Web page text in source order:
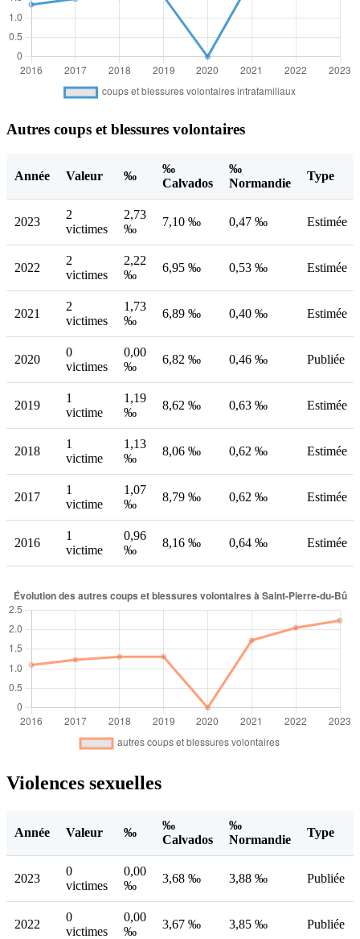
Autres coups et blessures volontaires
Année Valeur ‰
‰
Calvados
‰
Normandie
Type
2023
2
victimes
2,73
‰
7,10 ‰ 0,47 ‰ Estimée
2022
2
victimes
2,22
‰
6,95 ‰ 0,53 ‰ Estimée
2021
2
victimes
1,73
‰
6,89 ‰ 0,40 ‰ Estimée
2020
0
victimes
0,00
‰
6,82 ‰ 0,46 ‰ Publiée
2019
1
victime
1,19
‰
8,62 ‰ 0,63 ‰ Estimée
2018
1
victime
1,13
‰
8,06 ‰ 0,62 ‰ Estimée
2017
1
victime
1,07
‰
8,79 ‰ 0,62 ‰ Estimée
2016
1
victime
0,96
‰
8,16 ‰ 0,64 ‰ Estimée
Violences sexuelles
Année Valeur ‰
‰
Calvados
‰
Normandie
Type
2023
0
victimes
0,00
‰
3,68 ‰ 3,88 ‰ Publiée
2022
0
victimes
0,00
‰
3,67 ‰ 3,85 ‰ Publiée